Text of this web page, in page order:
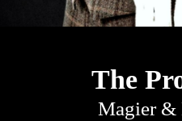
The
Magier &